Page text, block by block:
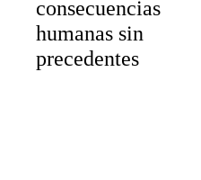
consecuencias
humanas sin
precedentes